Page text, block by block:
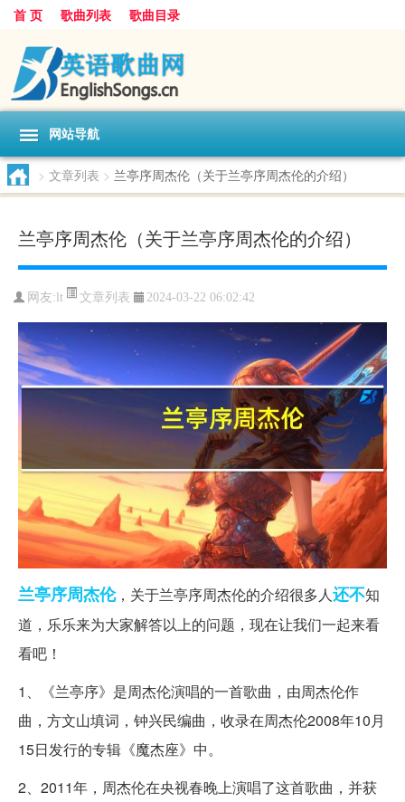
首 页 歌曲列表 歌曲目录
网站导航
> 文章列表 > 兰亭序周杰伦（关于兰亭序周杰伦的介绍）
兰亭序周杰伦（关于兰亭序周杰伦的介绍）
网友: lt 文章列表 2024-03-22 06:02:42
兰亭序周杰伦，关于兰亭序周杰伦的介绍很多人还不知
道，乐乐来为大家解答以上的问题，现在让我们一起来看
看吧！
1、《兰亭序》是周杰伦演唱的一首歌曲，由周杰伦作
曲，方文山填词，钟兴民编曲，收录在周杰伦2008年10月
15日发行的专辑《魔杰座》中。
2、2011年，周杰伦在央视春晚上演唱了这首歌曲，并获